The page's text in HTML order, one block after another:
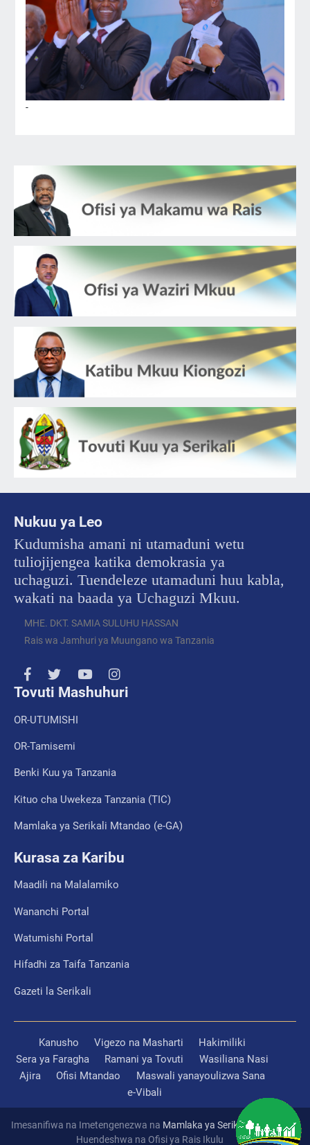
-
Nukuu ya Leo
Kudumisha amani ni utamaduni wetu
tuliojijengea katika demokrasia ya
uchaguzi. Tuendeleze utamaduni huu kabla,
wakati na baada ya Uchaguzi Mkuu.
MHE. DKT. SAMIA SULUHU HASSAN
Rais wa Jamhuri ya Muungano wa Tanzania
Tovuti Mashuhuri
OR-UTUMISHI
OR-Tamisemi
Benki Kuu ya Tanzania
Kituo cha Uwekeza Tanzania (TIC)
Mamlaka ya Serikali Mtandao (e-GA)
Kurasa za Karibu
Maadili na Malalamiko
Wananchi Portal
Watumishi Portal
Hifadhi za Taifa Tanzania
Gazeti la Serikali
Kanusho Vigezo na Masharti
Hakimiliki
Sera ya Faragha
Ramani ya Tovuti
Wasiliana Nasi
Ajira
Ofisi Mtandao
Maswali yanayoulizwa Sana
e-Vibali
Imesanifiwa na Imetengenezwa na Mamlaka ya Serikali Mtandao
Huendeshwa na Ofisi ya Rais Ikulu